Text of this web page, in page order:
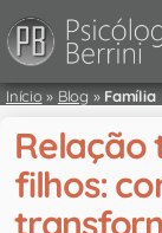
Início» Blog» Família
Relação
filhos: